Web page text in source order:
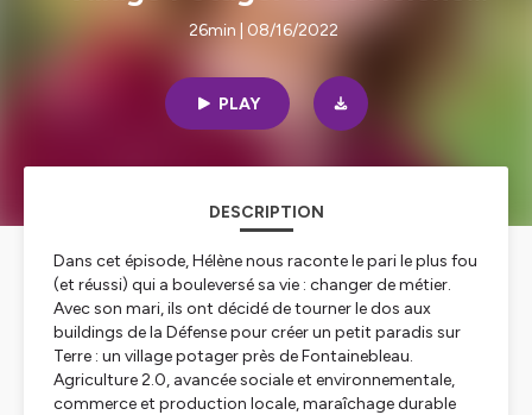
Falise
26min | 08/16/2022
PLAY
DESCRIPTION
Dans cet épisode, Hélène nous raconte le pari le plus fou
(et réussi) qui a bouleversé sa vie : changer de métier.
Avec son mari, ils ont décidé de tourner le dos aux
buildings de la Défense pour créer un petit paradis sur
Terre : un village potager près de Fontainebleau.
Agriculture 2.0, avancée sociale et environnementale,
commerce et production locale, maraîchage durable